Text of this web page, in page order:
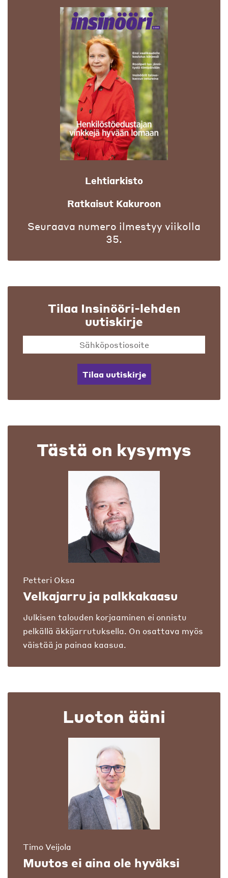
Lehtiarkisto
Ratkaisut Kakuroon
Seuraava numero ilmestyy viikolla
35.
Tilaa Insinööri-lehden
uutiskirje
Tilaa uutiskirje
Tästä on kysymys
Petteri Oksa
Velkajarru ja palkkakaasu
Julkisen talouden korjaaminen ei onnistu
pelkällä äkkijarrutuksella. On osattava myös
väistää ja painaa kaasua.
Luoton ääni
Timo Veijola
Muutos ei aina ole hyväksi